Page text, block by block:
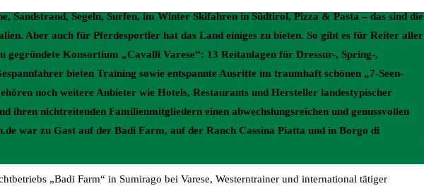
Sandstrand, Segeln, Surfen, im Winter Skifahren in Südtirol, Pizza & Pasta – das sind die
Aber auch für Pferdesportler hat das Land einiges zu bieten. So gibt es für Reiter aller
gegründete Konsortium „Cavalli Varese“: 13 Reitanlagen für Dressur-, Spring-,
bieten Training sowie entspannte Ausritte im traumhaft schönen „7-Seen-
noch weitere Anbieter wie Hotels, Restaurants und Hersteller landestypischer
ihren nichtreitenden Familienmitgliedern einen abwechslungsreichen und genussvollen
war zu Gast auf der Badi Farm, auf der Ranch Cassina Piatta und in Borgo di
„Badi Farm“ in Sumirago bei Varese, Westerntrainer und international tätiger